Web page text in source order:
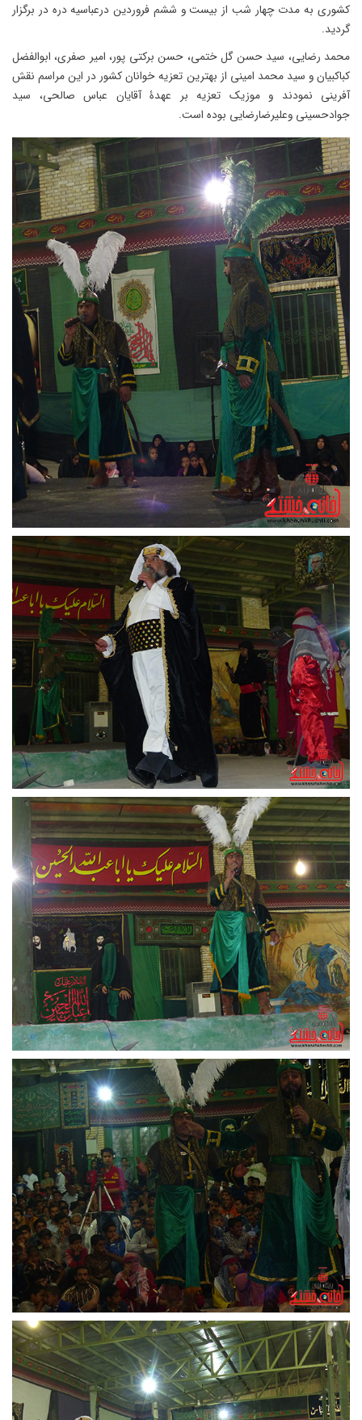
کشوری به مدت چهار شب از بیست و ششم فروردین درعباسیه دره در برگزار
گردید.
محمد رضایی، سید حسن گل ختمی، حسن برکتی پور، امیر صفری، ابوالفضل
کباکبیان و سید محمد امینی از بهترین تعزیه خوانان کشور در این مراسم نقش
آفرینی نمودند و موزیک تعزیه بر عهدۀ آقایان عباس صالحی، سید
جوادحسینی وعلیرضارضایی بوده است.